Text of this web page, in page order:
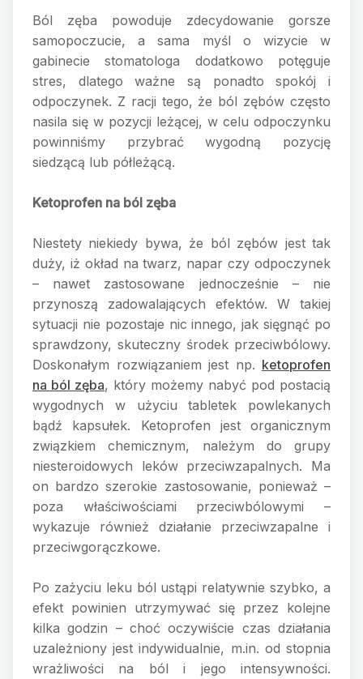
Ból zęba powoduje zdecydowanie gorsze
samopoczucie, a sama myśl o wizycie w
gabinecie stomatologa dodatkowo potęguje
stres, dlatego ważne są ponadto spokój i
odpoczynek. Z racji tego, że ból zębów często
nasila się w pozycji leżącej, w celu odpoczynku
powinniśmy przybrać wygodną pozycję
siedzącą lub półleżącą.
Ketoprofen na ból zęba
Niestety niekiedy bywa, że ból zębów jest tak
duży, iż okład na twarz, napar czy odpoczynek
– nawet zastosowane jednocześnie – nie
przynoszą zadowalających efektów. W takiej
sytuacji nie pozostaje nic innego, jak sięgnąć po
sprawdzony, skuteczny środek przeciwbólowy.
Doskonałym rozwiązaniem jest np. ketoprofen
na ból zęba, który możemy nabyć pod postacią
wygodnych w użyciu tabletek powlekanych
bądź kapsułek. Ketoprofen jest organicznym
związkiem chemicznym, należym do grupy
niesteroidowych leków przeciwzapalnych. Ma
on bardzo szerokie zastosowanie, ponieważ –
poza właściwościami przeciwbólowymi –
wykazuje również działanie przeciwzapalne i
przeciwgorączkowe.
Po zażyciu leku ból ustąpi relatywnie szybko, a
efekt powinien utrzymywać się przez kolejne
kilka godzin – choć oczywiście czas działania
uzależniony jest indywidualnie, m.in. od stopnia
wrażliwości na ból i jego intensywności.